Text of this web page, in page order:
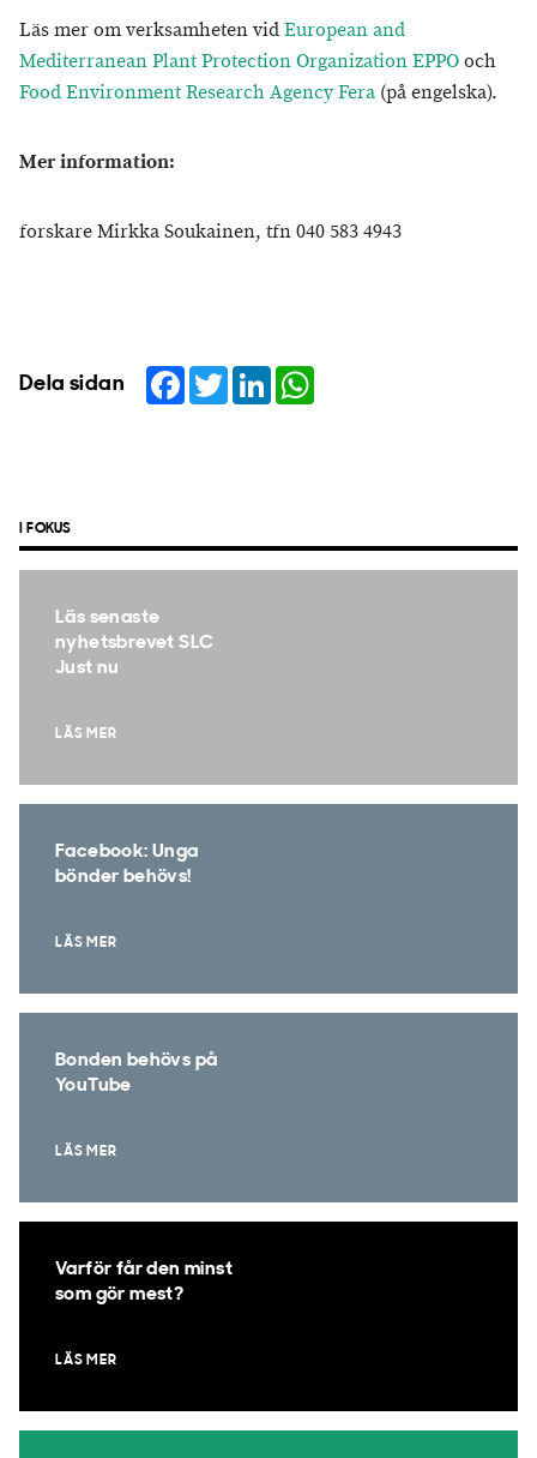
Läs mer om verksamheten vidEuropean and
Mediterranean Plant Protection Organization EPPOoch
Food Environment Research Agency Fera (på engelska).
Mer information:
forskare Mirkka Soukainen, tfn 040 583 4943
Dela sidan Facebook
TwitterLinkedIn
I FOKUS
Läs senaste
nyhetsbrevet SLC
Just nu
LÄS MER
Facebook: Unga
bönder behövs!
LÄS MER
Bonden behövs på
YouTube
LÄS MER
Varför får den minst
som gör mest?
LÄS MER